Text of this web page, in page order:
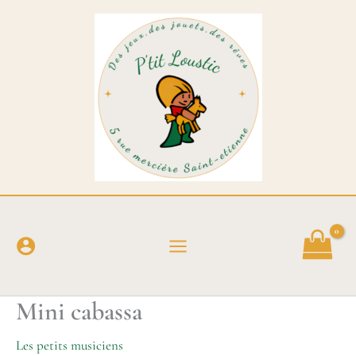
Mini cabassa
Les petits musiciens